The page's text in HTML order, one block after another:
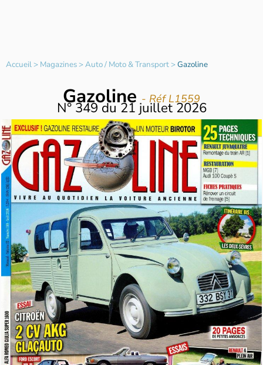
Accueil> Magazines>Auto / Moto & Transport>Gazoline
Gazoline- Réf L1559
N°349du21 juillet 2026